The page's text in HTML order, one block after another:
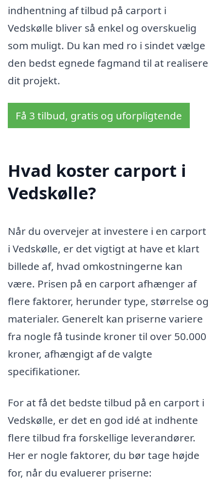
indhentning af tilbud på carport i
Vedskølle bliver så enkel og overskuelig
som muligt. Du kan med ro i sindet vælge
den bedst egnede fagmand til at realisere
dit projekt.
Få 3 tilbud, gratis og uforpligtende
Hvad koster carport i
Vedskølle?
Når du overvejer at investere i en carport
i Vedskølle, er det vigtigt at have et klart
billede af, hvad omkostningerne kan
være. Prisen på en carport afhænger af
flere faktorer, herunder type, størrelse og
materialer. Generelt kan priserne variere
fra nogle få tusinde kroner til over 50.000
kroner, afhængigt af de valgte
specifikationer.
For at få det bedste tilbud på en carport i
Vedskølle, er det en god idé at indhente
flere tilbud fra forskellige leverandører.
Her er nogle faktorer, du bør tage højde
for, når du evaluerer priserne: